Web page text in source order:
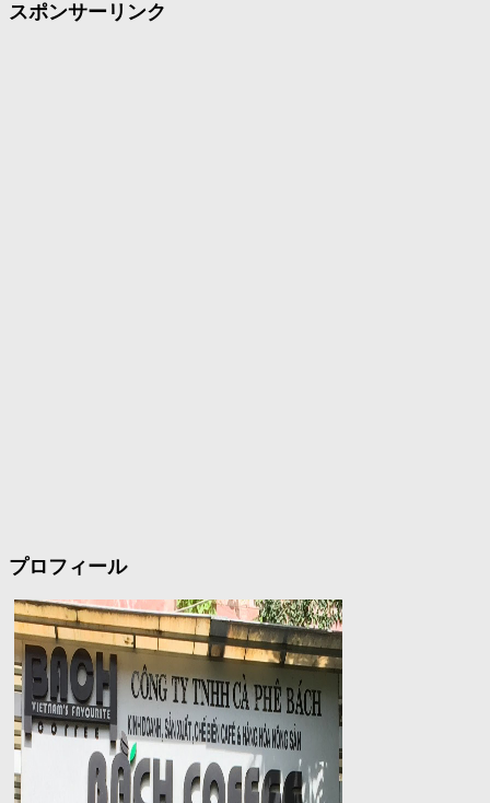
スポンサーリンク
プロフィール